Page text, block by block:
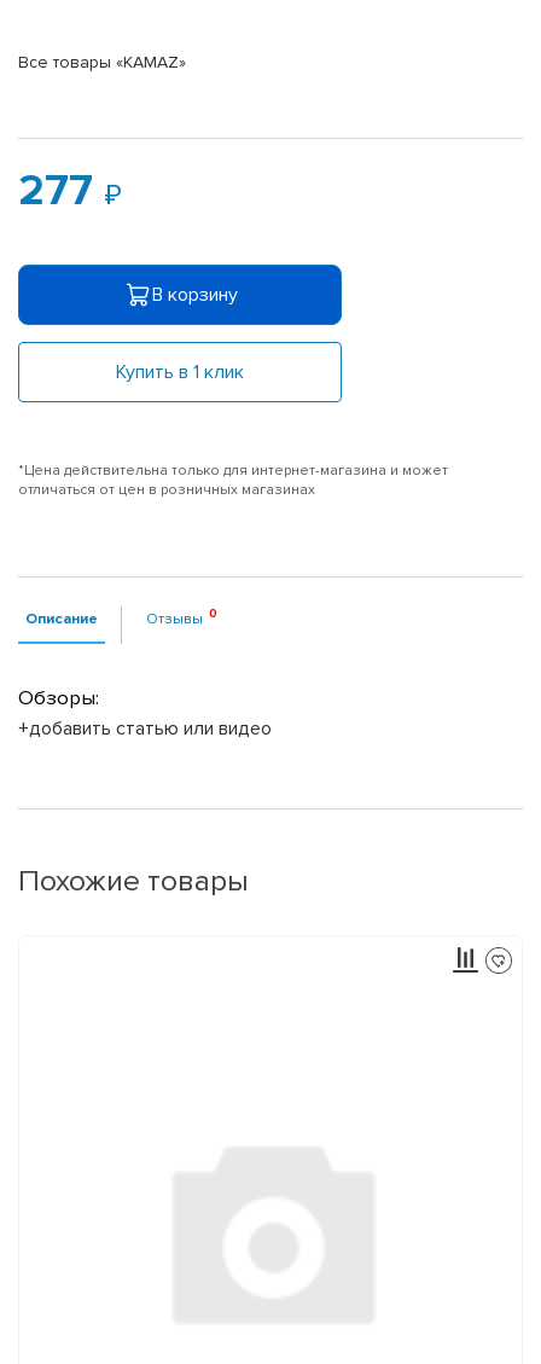
Все товары «KAMAZ»
277
В корзину
Купить в 1 клик
*Цена действительна только для интернет-магазина и может
отличаться от цен в розничных магазинах
Описание Отзывы
Обзоры:
+добавить статью или видео
Похожие товары